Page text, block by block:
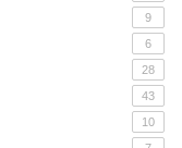
9
6
28
43
10